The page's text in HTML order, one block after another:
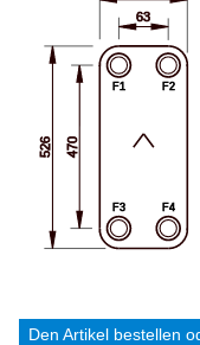
Den Artikel bestellen